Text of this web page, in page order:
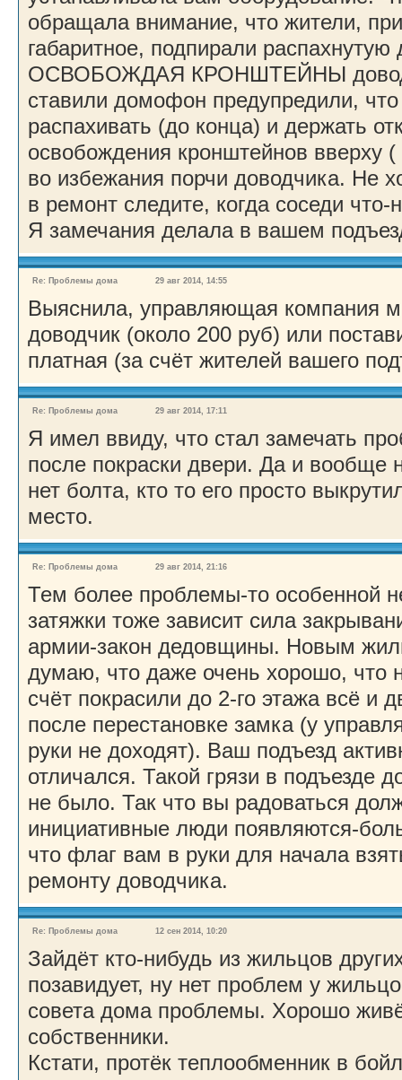
обращала внимание, что жители,
габаритное, подпирали
ОСВОБОЖДАЯ КРОНШТЕЙНЫ
ставили домофон предупредили,
распахивать (до конца) и держать
освобождения кронштейнов вверху
во избежания порчи доводчика. Не
в ремонт следите, когда соседи что-
Я замечания делала в вашем
Re: Проблемы дома 29 авг 2014, 14:55
Выяснила, управляющая компания
доводчик (около 200 руб) или
платная (за счёт жителей вашего
Re: Проблемы дома 29 авг 2014, 17:11
Я имел ввиду, что стал замечать
после покраски двери. Да и вообще
нет болта, кто то его просто
место.
Re: Проблемы дома 29 авг 2014, 21:16
Тем более проблемы-то особенной
затяжки тоже зависит сила
армии-закон дедовщины. Новым
думаю, что даже очень хорошо, что
счёт покрасили до 2-го этажа всё и
после перестановке замка (у
руки не доходят). Ваш подъезд
отличался. Такой грязи в подъезде
не было. Так что вы радоваться
инициативные люди появляются-
что флаг вам в руки для начала
ремонту доводчика.
Re: Проблемы дома 12 сен 2014, 10:20
Зайдёт кто-нибудь из жильцов
позавидует, ну нет проблем у
совета дома проблемы. Хорошо
собственники.
Кстати, протёк теплообменник в